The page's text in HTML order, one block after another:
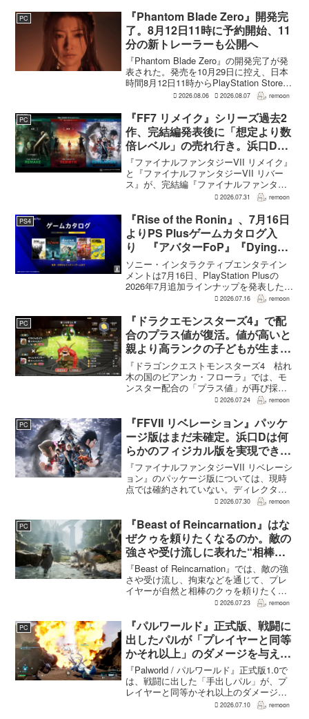
ユーザーレビューは5,710件に達し、う...
PC
『Phantom Blade Zero』開発完
了。8月12日11時に予約開始、11
分の新トレーラーも公開へ
『Phantom Blade Zero』の開発完了が発
表された。発売を10月29日に控え、日本
時間8月12日11時からPlayStation Store、
Steam、Epic Games Storeで予約受付が
2026.08.06 2026.08.07 remoon
PC
『FF7 リメイク』シリーズ過去2
作、完結編発表後に「想定より数
倍レベル」の売れ行き。浜口Dが
明かす
『ファイナルファンタジーVII リメイク』
と『ファイナルファンタジーVII リバー
ス』が、完結編『ファイナルファンタジ
ーVII リベレーション』の発表後、「我々
ると、シリーズディレクターの浜口直樹
氏がAU...
2026.07.31 remoon
PS4
『Rise of the Ronin』、7月16日
よりPS Plusゲームカタログ入
り 『アバターFoP』『Dying
Light』なども順次配信
ソニー・インタラクティブエンタテイン
メントは7月16日、PlayStation Plusの
2026年7月追加ラインナップを発表した。
幕末の日本を舞台とするTeam NINJAのオ
the Ron...
2026.07.16 remoon
PC
『ドラクエモンスターズ4』で配
合のプラス値が復活。値が高いと
親より高ランクの子どもが生まれ
ることも
『ドラゴンクエストモンスターズ4 枯れ
木の国のビアンカ・フローラ』では、モ
ンスター配合の「プラス値」が再び採用
される。配合を繰り返すことで数値が増
が高くなる補正がかかる。前作『ドラゴ
ンクエストモンスターズ...
2026.07.24 remoon
PC
『FFVII リベレーション』パッケ
ージ版はまだ未確定。浜口Dは何
らかのフィジカル版を実現できる
よう調整中
『ファイナルファンタジーVII リベレーシ
ョン』のパッケージ版については、現時
点では確約されていない。ディレクター
の浜口直樹氏によると、具体的な商品ラ
フィジカル版を実現できるよう調整を進
めているという。G...
2026.07.30 remoon
PC
『Beast of Reincarnation』はな
ぜクゥを頼りたくなるのか。敵の
強さや受け流しに表れた“相棒と
の共闘”設計
『Beast of Reincarnation』では、敵の強
さや受け流し、拘束などを通じて、プレ
イヤーが自然と相棒のクゥを頼りたくな
る戦闘が設計されている。そうした設計
ナリオライターを務めるゲームフリー
ク...
2026.07.23 remoon
PC
『パルワールド』正式版、戦闘に
出したパルが「プレイヤーと同等
かそれ以上」のダメージを与えら
れるように
『Palworld / パルワールド』正式版1.0で
は、戦闘に出した「手出しパル」が、プ
レイヤーと同等かそれ以上のダメージを
敵に与えられるようになった。ほぼすべ
2026.07.10 remoon